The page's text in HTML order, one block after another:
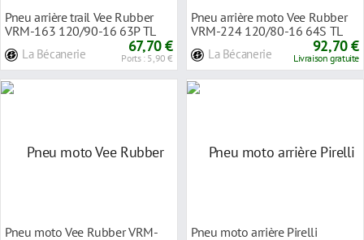
Pneu arrière trail Vee Rubber
VRM-163 120/90-16 63P TL
La Bécanerie 67,70 €
Ports : 5,90 €
Pneu arrière moto Vee Rubber
VRM-224 120/80-16 64S TL
La Bécanerie 92,70 €
Livraison gratuite
Pneu moto Vee Rubber VRM-
Pneu moto arrière Pirelli